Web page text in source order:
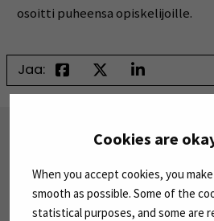
Cookies are
When you accept cookies, you
smooth as possible. Some of the
statistical purposes, and some are
osoitti puheensa opiskelijoille.
Jaa:
TILAA
Uutiskirjeemme ovat koosteita
ajankohtaisista koulutuksista,
asioista.